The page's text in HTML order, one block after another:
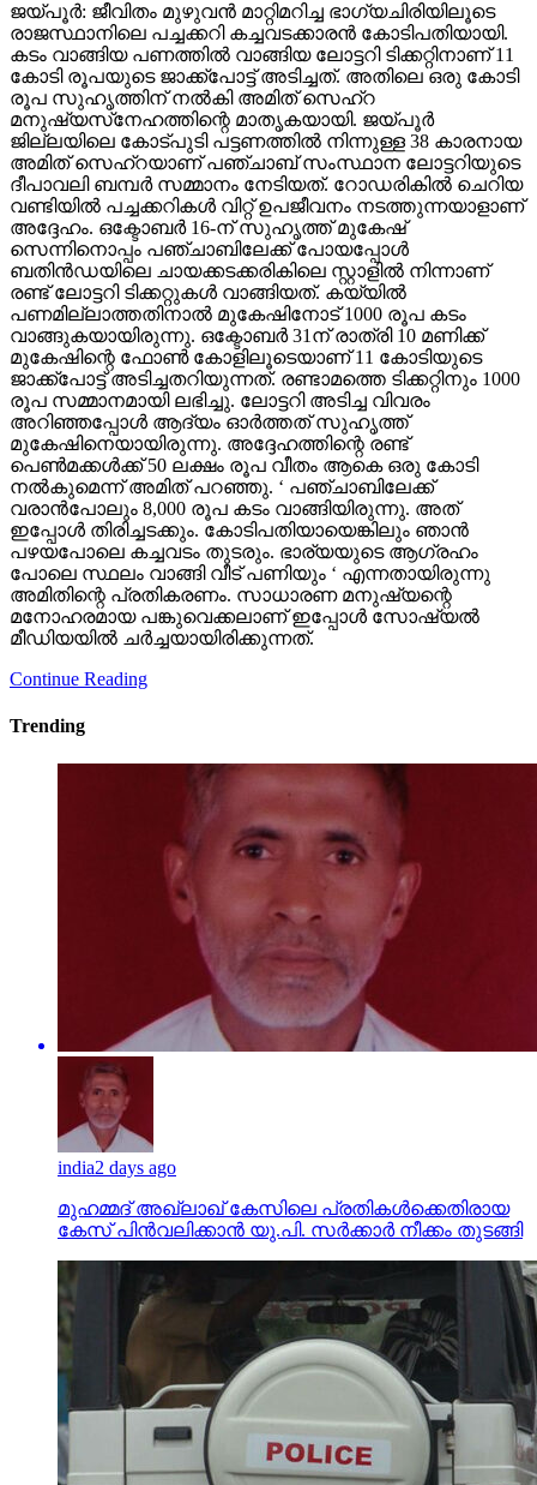
ജയ്പൂര്‍: ജീവിതം മുഴുവന്‍ മാറ്റിമറിച്ച ഭാഗ്യചിരിയിലൂടെ
രാജസ്ഥാനിലെ പച്ചക്കറി കച്ചവടക്കാരന്‍ കോടിപതിയായി.
കടം വാങ്ങിയ പണത്തില്‍ വാങ്ങിയ ലോട്ടറി ടിക്കറ്റിനാണ് 11
കോടി രൂപയുടെ ജാക്ക്‌പോട്ട് അടിച്ചത്. അതിലെ ഒരു കോടി
രൂപ സുഹൃത്തിന് നല്‍കി അമിത് സെഹ്‌റ
മനുഷ്യസ്‌നേഹത്തിന്റെ മാതൃകയായി. ജയ്പൂര്‍
ജില്ലയിലെ കോട്പുടി പട്ടണത്തില്‍ നിന്നുള്ള 38 കാരനായ
അമിത് സെഹ്‌റയാണ് പഞ്ചാബ് സംസ്ഥാന ലോട്ടറിയുടെ
ദീപാവലി ബമ്പര്‍ സമ്മാനം നേടിയത്. റോഡരികില്‍ ചെറിയ
വണ്ടിയില്‍ പച്ചക്കറികള്‍ വിറ്റ് ഉപജീവനം നടത്തുന്നയാളാണ്
അദ്ദേഹം. ഒക്ടോബര്‍ 16-ന് സുഹൃത്ത് മുകേഷ്
സെന്നിനൊപ്പം പഞ്ചാബിലേക്ക് പോയപ്പോള്‍
ബതിന്‍ഡയിലെ ചായക്കടക്കരികിലെ സ്റ്റാളില്‍ നിന്നാണ്
രണ്ട് ലോട്ടറി ടിക്കറ്റുകള്‍ വാങ്ങിയത്. കയ്യില്‍
പണമില്ലാത്തതിനാല്‍ മുകേഷിനോട് 1000 രൂപ കടം
വാങ്ങുകയായിരുന്നു. ഒക്ടോബര്‍ 31ന് രാത്രി 10 മണിക്ക്
മുകേഷിന്റെ ഫോണ്‍ കോളിലൂടെയാണ് 11 കോടിയുടെ
ജാക്ക്‌പോട്ട് അടിച്ചതറിയുന്നത്. രണ്ടാമത്തെ ടിക്കറ്റിനും 1000
രൂപ സമ്മാനമായി ലഭിച്ചു. ലോട്ടറി അടിച്ച വിവരം
അറിഞ്ഞപ്പോള്‍ ആദ്യം ഓര്‍ത്തത് സുഹൃത്ത്
മുകേഷിനെയായിരുന്നു. അദ്ദേഹത്തിന്റെ രണ്ട്
പെണ്‍മക്കള്‍ക്ക് 50 ലക്ഷം രൂപ വീതം ആകെ ഒരു കോടി
നല്‍കുമെന്ന് അമിത് പറഞ്ഞു. ‘ പഞ്ചാബിലേക്ക്
വരാന്‍പോലും 8,000 രൂപ കടം വാങ്ങിയിരുന്നു. അത്
ഇപ്പോള്‍ തിരിച്ചടക്കും. കോടിപതിയായെങ്കിലും ഞാന്‍
പഴയപോലെ കച്ചവടം തുടരും. ഭാര്യയുടെ ആഗ്രഹം
പോലെ സ്ഥലം വാങ്ങി വീട് പണിയും ‘ എന്നതായിരുന്നു
അമിതിന്റെ പ്രതികരണം. സാധാരണ മനുഷ്യന്റെ
മനോഹരമായ പങ്കുവെക്കലാണ് ഇപ്പോള്‍ സോഷ്യല്‍
മീഡിയയില്‍ ചര്‍ച്ചയായിരിക്കുന്നത്.
Continue Reading
Trending
india2 days ago
മുഹമ്മദ് അഖ്‌ലാഖ് കേസിലെ പ്രതികള്‍ക്കെതിരായ
കേസ് പിന്‍വലിക്കാന്‍ യു.പി. സര്‍ക്കാര്‍ നീക്കം തുടങ്ങി